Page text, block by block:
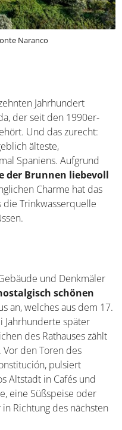
Naranco
Jahrhundert
der seit den 1990er-
Und das zurecht:
älteste,
Spaniens. Aufgrund
der Brunnen liebevoll
Charme hat das
die Trinkwasserquelle
und Denkmäler
schönen
an, welches aus dem 17.
Jahrhunderte später
des Rathauses zählt
den Toren des
pulsiert
Altstadt in Cafés und
eine Süßspeise oder
Richtung des nächsten